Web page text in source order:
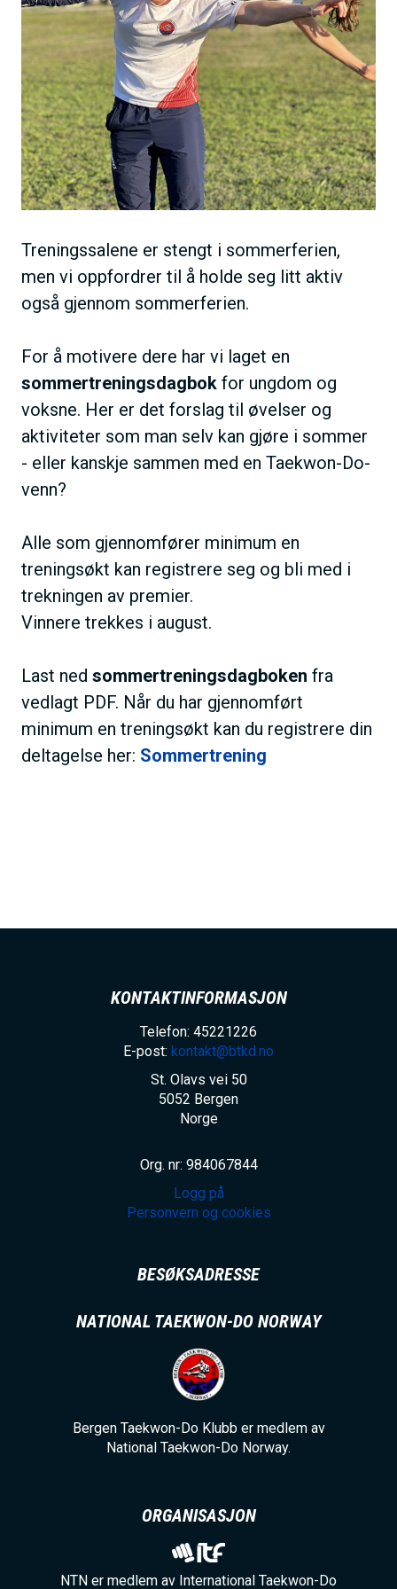
Treningssalene er stengt i sommerferien,
men vi oppfordrer til å holde seg litt aktiv
også gjennom sommerferien.
For å motivere dere har vi laget en
sommertreningsdagbok for ungdom og
voksne. Her er det forslag til øvelser og
aktiviteter som man selv kan gjøre i sommer
- eller kanskje sammen med en Taekwon-Do-
venn?
Alle som gjennomfører minimum en
treningsøkt kan registrere seg og bli med i
trekningen av premier.
Vinnere trekkes i august.
Last ned sommertreningsdagboken fra
vedlagt PDF. Når du har gjennomført
minimum en treningsøkt kan du registrere din
deltagelse her: Sommertrening
KONTAKTINFORMASJON
Telefon: 45221226
E-post: kontakt@btkd.no
St. Olavs vei 50
5052 Bergen
Norge
Org. nr: 984067844
Logg på
Personvern og cookies
BESØKSADRESSE
NATIONAL TAEKWON-DO NORWAY
Bergen Taekwon-Do Klubb er medlem av
National Taekwon-Do Norway.
ORGANISASJON
NTN er medlem av International Taekwon-Do